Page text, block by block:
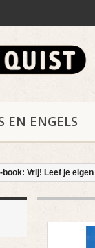
EN ENGELS
book: Vrij! Leef je